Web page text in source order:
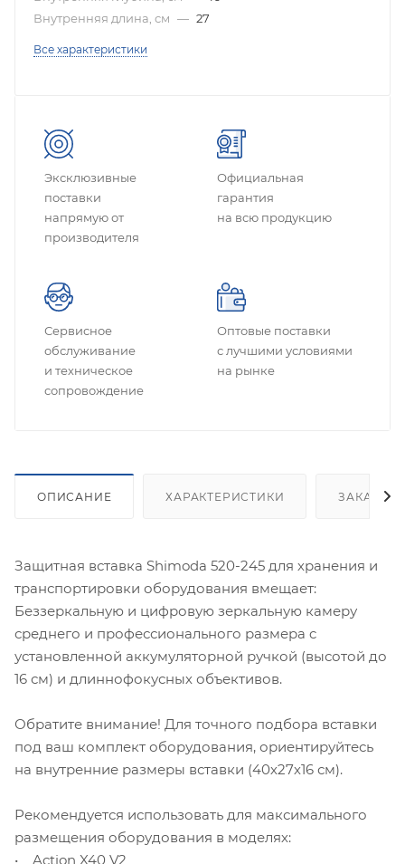
Внутренняя длина, см — 27
Все характеристики
Эксклюзивные
поставки
напрямую от
производителя
Официальная
гарантия
на всю продукцию
Сервисное
обслуживание
и техническое
сопровождение
Оптовые поставки
с лучшими условиями
на рынке
ОПИСАНИЕ ХАРАКТЕРИСТИКИ
Защитная вставка Shimoda 520-245 для хранения и
транспортировки оборудования вмещает:
Беззеркальную и цифровую зеркальную камеру
среднего и профессионального размера c
установленной аккумуляторной ручкой (высотой до
16 см) и длиннофокусных объективов.
Обратите внимание! Для точного подбора вставки
под ваш комплект оборудования, ориентируйтесь
на внутренние размеры вставки (40х27х16 см).
Рекомендуется использовать для максимального
размещения оборудования в моделях:
• Action X40 V2